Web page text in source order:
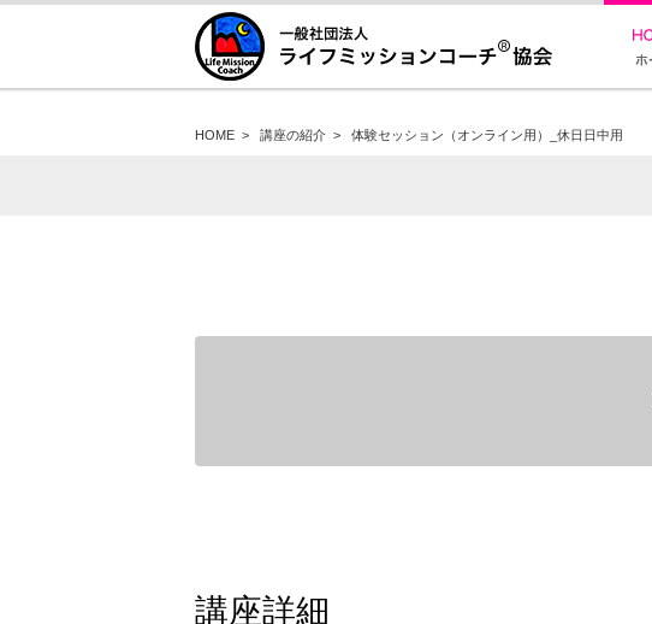
HOME > 講座の紹介 > 体験セッション（オンライン用）_休日日中用
講座詳細